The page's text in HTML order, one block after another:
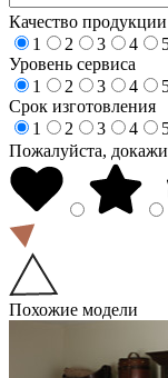
Качество продукции
1
2 3 4
Уровень сервиса
1
2 3 4
Срок изготовления
1
2 3 4
Пожалуйста,
Похожие модели